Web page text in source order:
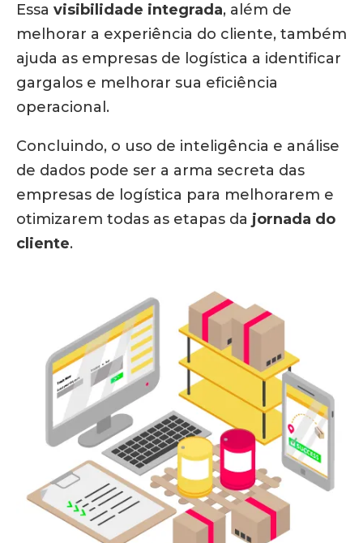
Essa visibilidade integrada, além de
melhorar a experiência do cliente, também
ajuda as empresas de logística a identificar
gargalos e melhorar sua eficiência
operacional.
Concluindo, o uso de inteligência e análise
de dados pode ser a arma secreta das
empresas de logística para melhorarem e
otimizarem todas as etapas da jornada do
cliente.